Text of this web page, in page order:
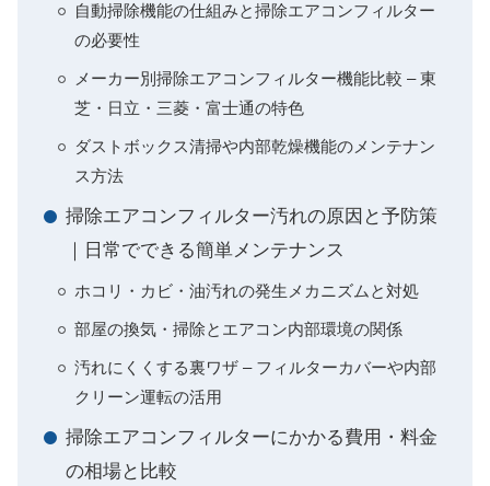
自動掃除機能の仕組みと掃除エアコンフィルター
の必要性
メーカー別掃除エアコンフィルター機能比較 – 東
芝・日立・三菱・富士通の特色
ダストボックス清掃や内部乾燥機能のメンテナン
ス方法
掃除エアコンフィルター汚れの原因と予防策
｜日常でできる簡単メンテナンス
ホコリ・カビ・油汚れの発生メカニズムと対処
部屋の換気・掃除とエアコン内部環境の関係
汚れにくくする裏ワザ – フィルターカバーや内部
クリーン運転の活用
掃除エアコンフィルターにかかる費用・料金
の相場と比較